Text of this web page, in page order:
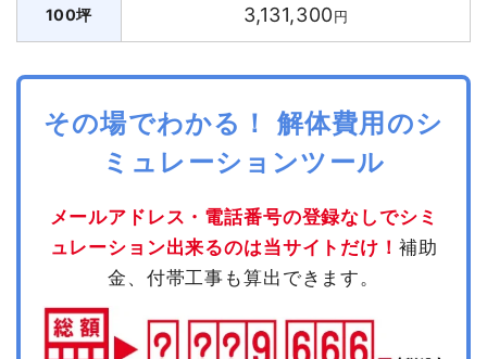
100坪 3,131,300円
その場でわかる！ 解体費用のシ
ミュレーションツール
メールアドレス・電話番号の登録なしでシミ
ュレーション出来るのは当サイトだけ！ 補助
金、付帯工事も算出できます。